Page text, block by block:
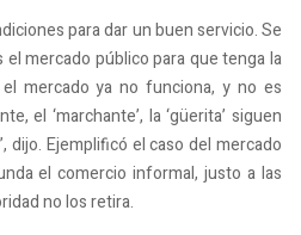
para dar un buen servicio. Se
mercado público para que tenga la
mercado ya no funciona, y no es
el ‘marchante’, la ‘güerita’ siguen
dijo. Ejemplificó el caso del mercado
el comercio informal, justo a las
no los retira.